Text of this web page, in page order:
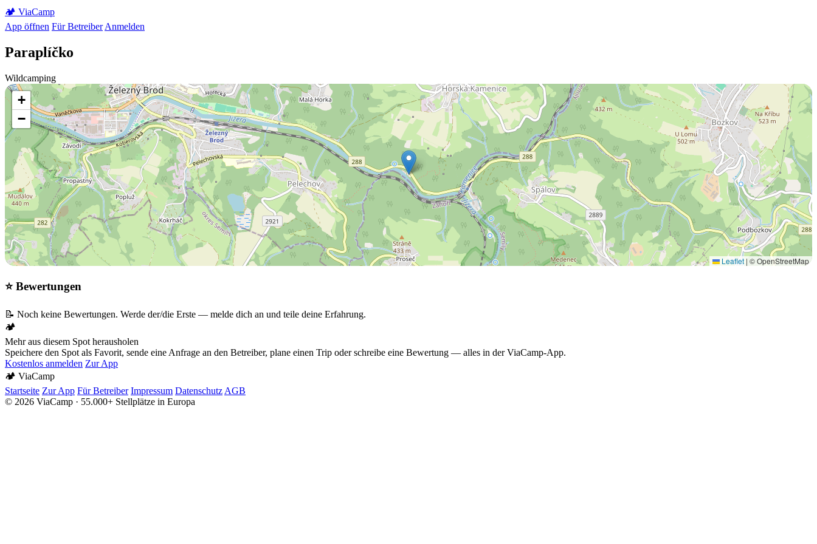
🏕️ ViaCamp
App öffnen Für Betreiber Anmelden
Paraplíčko
Wildcamping
+
−
Leaflet | © OpenStreetMap
⭐ Bewertungen
📝 Noch keine Bewertungen. Werde der/die Erste — melde dich an und teile deine Erfahrung.
🏕️
Mehr aus diesem Spot herausholen
Speichere den Spot als Favorit, sende eine Anfrage an den Betreiber, plane einen Trip oder schreibe eine Bewertung — alles in der ViaCamp-App.
Kostenlos anmelden Zur App
🏕️ ViaCamp
Startseite Zur App Für Betreiber Impressum Datenschutz AGB
© 2026 ViaCamp · 55.000+ Stellplätze in Europa